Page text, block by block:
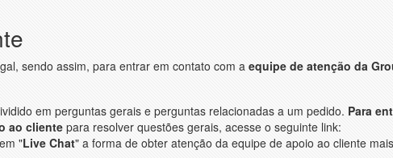
sendo assim, para entrar em contato com a equipe de atenção da
em perguntas gerais e perguntas relacionadas a um pedido. Para
ao cliente para resolver questões gerais, acesse o seguinte link:
"Live Chat" a forma de obter atenção da equipe de apoio ao cliente